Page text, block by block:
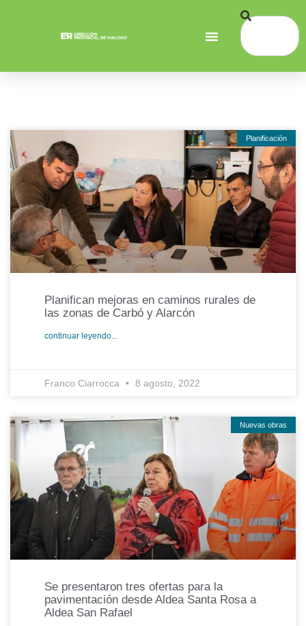
Planificación
Planifican mejoras en caminos rurales de
las zonas de Carbó y Alarcón
continuar leyendo...
Franco Ciarrocca 8 agosto, 2022
Nuevas obras
Se presentaron tres ofertas para la
pavimentación desde Aldea Santa Rosa a
Aldea San Rafael